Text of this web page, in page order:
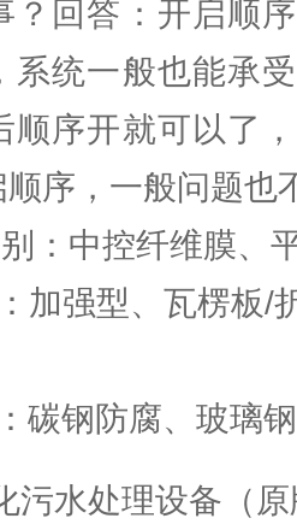
？回答：开启顺
系统一般也能承
顺序开就可以了
序，一般问题也
：中控纤维膜、
加强型、瓦楞板/
碳钢防腐、玻璃